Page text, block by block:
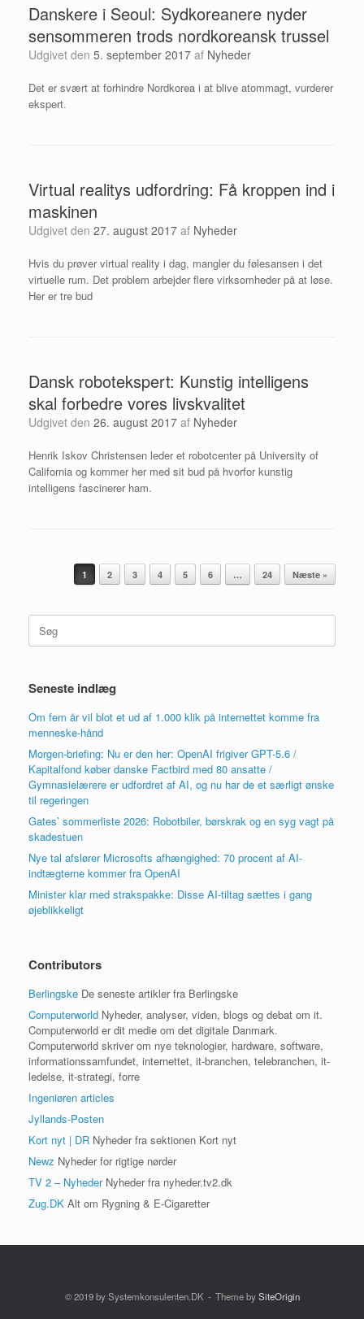
Danskere i Seoul: Sydkoreanere nyder
sensommeren trods nordkoreansk trussel
Udgivet den 5. september 2017 af Nyheder
Det er svært at forhindre Nordkorea i at blive atommagt, vurderer
ekspert.
Virtual realitys udfordring: Få kroppen ind i
maskinen
Udgivet den 27. august 2017 af Nyheder
Hvis du prøver virtual reality i dag, mangler du følesansen i det
virtuelle rum. Det problem arbejder flere virksomheder på at løse.
Her er tre bud
Dansk robotekspert: Kunstig intelligens
skal forbedre vores livskvalitet
Udgivet den 26. august 2017 af Nyheder
Henrik Iskov Christensen leder et robotcenter på University of
California og kommer her med sit bud på hvorfor kunstig
intelligens fascinerer ham.
Artikel navigation
1 2 3 4 5 6 … 24 Næste »
Søg
efter:
Seneste indlæg
Om fem år vil blot et ud af 1.000 klik på internettet komme fra
menneske-hånd
Morgen-briefing: Nu er den her: OpenAI frigiver GPT-5.6 /
Kapitalfond køber danske Factbird med 80 ansatte /
Gymnasielærere er udfordret af AI, og nu har de et særligt ønske
til regeringen
Gates’ sommerliste 2026: Robotbiler, børskrak og en syg vagt på
skadestuen
Nye tal afslører Microsofts afhængighed: 70 procent af AI-
indtægterne kommer fra OpenAI
Minister klar med strakspakke: Disse AI-tiltag sættes i gang
øjeblikkeligt
Contributors
Berlingske De seneste artikler fra Berlingske
Computerworld Nyheder, analyser, viden, blogs og debat om it.
Computerworld er dit medie om det digitale Danmark.
Computerworld skriver om nye teknologier, hardware, software,
informationssamfundet, internettet, it-branchen, telebranchen, it-
ledelse, it-strategi, forre
Ingeniøren articles
Jyllands-Posten
Kort nyt | DR Nyheder fra sektionen Kort nyt
Newz Nyheder for rigtige nørder
TV 2 – NyhederNyheder fra nyheder.tv2.dk
Zug.DK Alt om Rygning & E-Cigaretter
© 2019 by Systemkonsulenten.DK Theme bySiteOrigin